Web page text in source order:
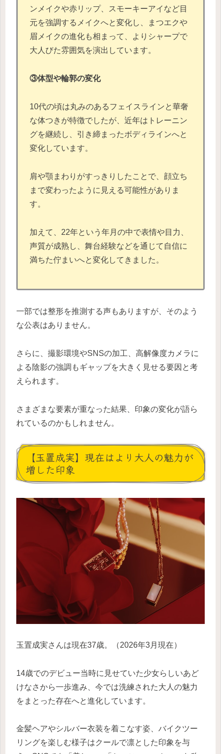
ンメイクや赤リップ、スモーキーアイなど目
元を強調するメイクへと変化し、まつエクや
眉メイクの進化も相まって、よりシャープで
大人びた雰囲気を演出しています。
③体型や輪郭の変化
10代の頃は丸みのあるフェイスラインと華奢
な体つきが特徴でしたが、近年はトレーニン
グを継続し、引き締まったボディラインへと
変化しています。
肩や顎まわりがすっきりしたことで、顔立ち
まで変わったように見える可能性がありま
す。
加えて、22年という年月の中で表情や目力、
声質が成熟し、舞台経験などを通じて自信に
満ちた佇まいへと変化してきました。
一部では整形を推測する声もありますが、そのよう
な公表はありません。
さらに、撮影環境やSNSの加工、高解像度カメラに
よる陰影の強調もギャップを大きく見せる要因と考
えられます。
さまざまな要素が重なった結果、印象の変化が語ら
れているのかもしれません。
【玉置成実】現在はより大人の魅力が
増した印象
玉置成実さんは現在37歳。（2026年3月現在）
14歳でのデビュー当時に見せていた少女らしいあど
けなさから一歩進み、今では洗練された大人の魅力
をまとった存在へと進化しています。
金髪ヘアやシルバー衣装を着こなす姿、バイクツー
リングを楽しむ様子はクールで凛とした印象を与